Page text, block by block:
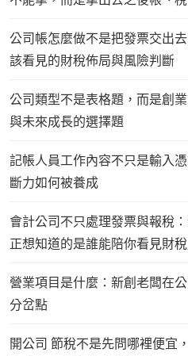
公司帳怎麼做不是把發票交出
該看見的財稅佈局與風險判斷
公司類型不是表格題，而是創
與未來成長的選擇題
記帳人員工作內容不只是輸入
斷力如何被養成
會計公司不只處理發票與報稅
正想知道的是誰能陪你看見財
營業項目是什麼：新創老闆在
分岔點
開公司 節稅不是先問哪裡便宜